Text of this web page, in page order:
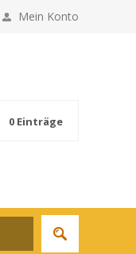
Mein Konto
0 Einträge